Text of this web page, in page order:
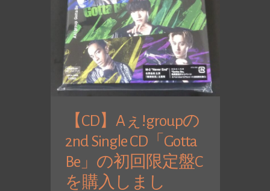
【CD】Aぇ!groupの
2nd Single CD「Gotta
Be」の初回限定盤C
を購入しまし